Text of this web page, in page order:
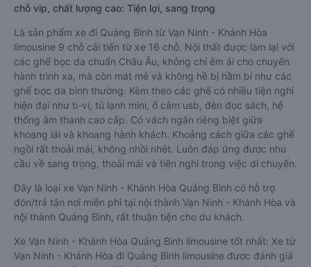
chỗ vip, chất lượng cao: Tiện lợi, sang trọng
Là sản phẩm xe đi Quảng Bình từ Vạn Ninh - Khánh Hòa
limousine 9 chỗ cải tiến từ xe 16 chỗ. Nội thất được làm lại với
các ghế bọc da chuẩn Châu Âu, không chỉ êm ái cho chuyến
hành trình xa, mà còn mát mẻ và không hề bị hầm bí như các
ghế bọc da bình thường. Kèm theo các ghế có nhiều tiện nghi
hiện đại như ti-vi, tủ lạnh mini, ổ cắm usb, đèn đọc sách, hệ
thống âm thanh cao cấp. Có vách ngăn riêng biệt giữa
khoang lái và khoang hành khách. Khoảng cách giữa các ghế
ngồi rất thoải mái, không nhồi nhét. Luôn đáp ứng được nhu
cầu về sang trọng, thoải mái và tiện nghi trong việc di chuyển.
Đây là loại xe Vạn Ninh - Khánh Hòa Quảng Bình có hỗ trợ
đón/trả tận nơi miễn phí tại nội thành Vạn Ninh - Khánh Hòa và
nội thành Quảng Bình, rất thuận tiện cho du khách.
Xe Vạn Ninh - Khánh Hòa Quảng Bình limousine tốt nhất: Xe từ
Vạn Ninh - Khánh Hòa đi Quảng Bình limousine được đánh giá